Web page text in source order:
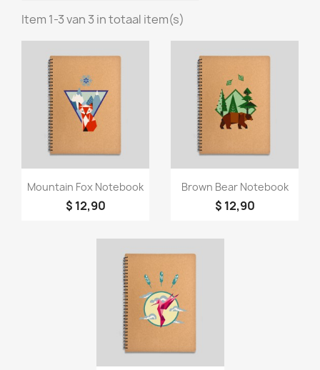
Item 1-3 van 3 in totaal item(s)
Snel bekijken
Mountain Fox Notebook
$ 12,90
Snel bekijken
Brown Bear Notebook
$ 12,90